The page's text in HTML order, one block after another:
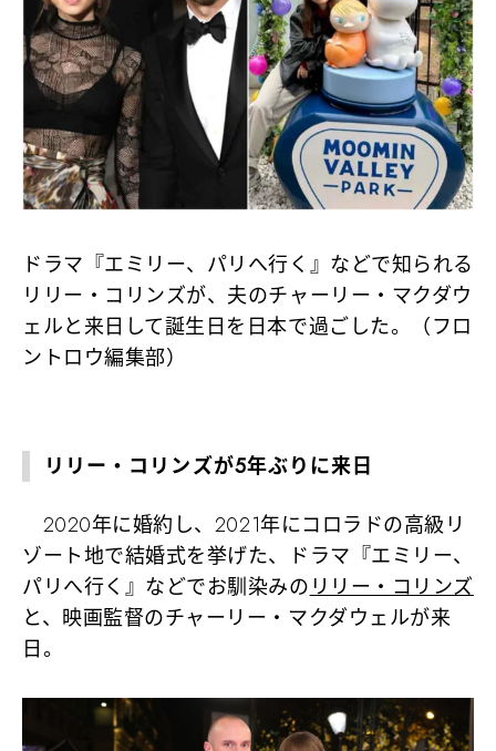
ドラマ『エミリー、パリへ行く』などで知られる
リリー・コリンズが、夫のチャーリー・マクダウ
ェルと来日して誕生日を日本で過ごした。（フロ
ントロウ編集部）
リリー・コリンズが5年ぶりに来日
2020年に婚約し、2021年にコロラドの高級リ
ゾート地で結婚式を挙げた、ドラマ『エミリー、
パリへ行く』などでお馴染みのリリー・コリンズ
と、映画監督のチャーリー・マクダウェルが来
日。